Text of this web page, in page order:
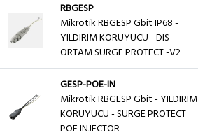
RBGESP
Mikrotik RBGESP Gbit IP68 -
YILDIRIM KORUYUCU - DIS
ORTAM SURGE PROTECT -V2
GESP-POE-IN
Mikrotik RBGESP Gbit - YILDIRIM
KORUYUCU - SURGE PROTECT
POE INJECTOR